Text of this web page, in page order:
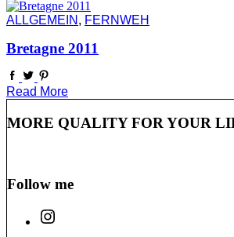
ALLGEMEIN , FERNWEH
Bretagne 2011
Read More
MORE QUALITY FOR YOUR
Follow me